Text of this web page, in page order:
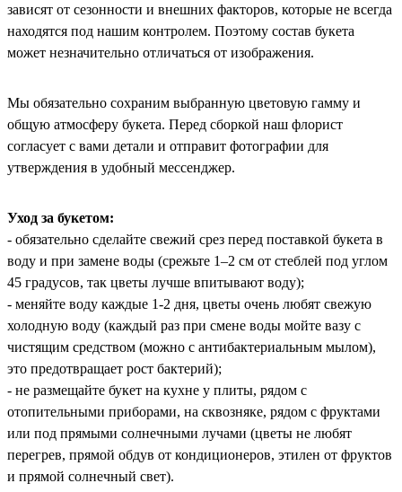
зависят от сезонности и внешних факторов, которые не всегда
находятся под нашим контролем. Поэтому состав букета
может незначительно отличаться от изображения.
Мы обязательно сохраним выбранную цветовую гамму и
общую атмосферу букета. Перед сборкой наш флорист
согласует с вами детали и отправит фотографии для
утверждения в удобный мессенджер.
Уход за букетом:
- обязательно сделайте свежий срез перед поставкой букета в
воду и при замене воды (срежьте 1–2 см от стеблей под углом
45 градусов, так цветы лучше впитывают воду);
- меняйте воду каждые 1-2 дня, цветы очень любят свежую
холодную воду (каждый раз при смене воды мойте вазу с
чистящим средством (можно с антибактериальным мылом),
это предотвращает рост бактерий);
- не размещайте букет на кухне у плиты, рядом с
отопительными приборами, на сквозняке, рядом с фруктами
или под прямыми солнечными лучами (цветы не любят
перегрев, прямой обдув от кондиционеров, этилен от фруктов
и прямой солнечный свет).